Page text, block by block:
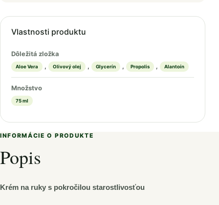
Vlastnosti produktu
Dôležitá zložka
Aloe Vera , Olivový olej , Glycerín , Propolis , Alantoín
Množstvo
75 ml
INFORMÁCIE O PRODUKTE
Popis
Krém na ruky s pokročilou starostlivosťou